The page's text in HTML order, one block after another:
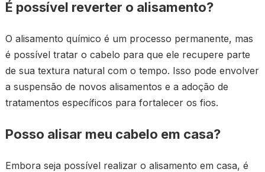
É possível reverter o alisamento?
O alisamento químico é um processo permanente, mas
é possível tratar o cabelo para que ele recupere parte
de sua textura natural com o tempo. Isso pode envolver
a suspensão de novos alisamentos e a adoção de
tratamentos específicos para fortalecer os fios.
Posso alisar meu cabelo em casa?
Embora seja possível realizar o alisamento em casa, é